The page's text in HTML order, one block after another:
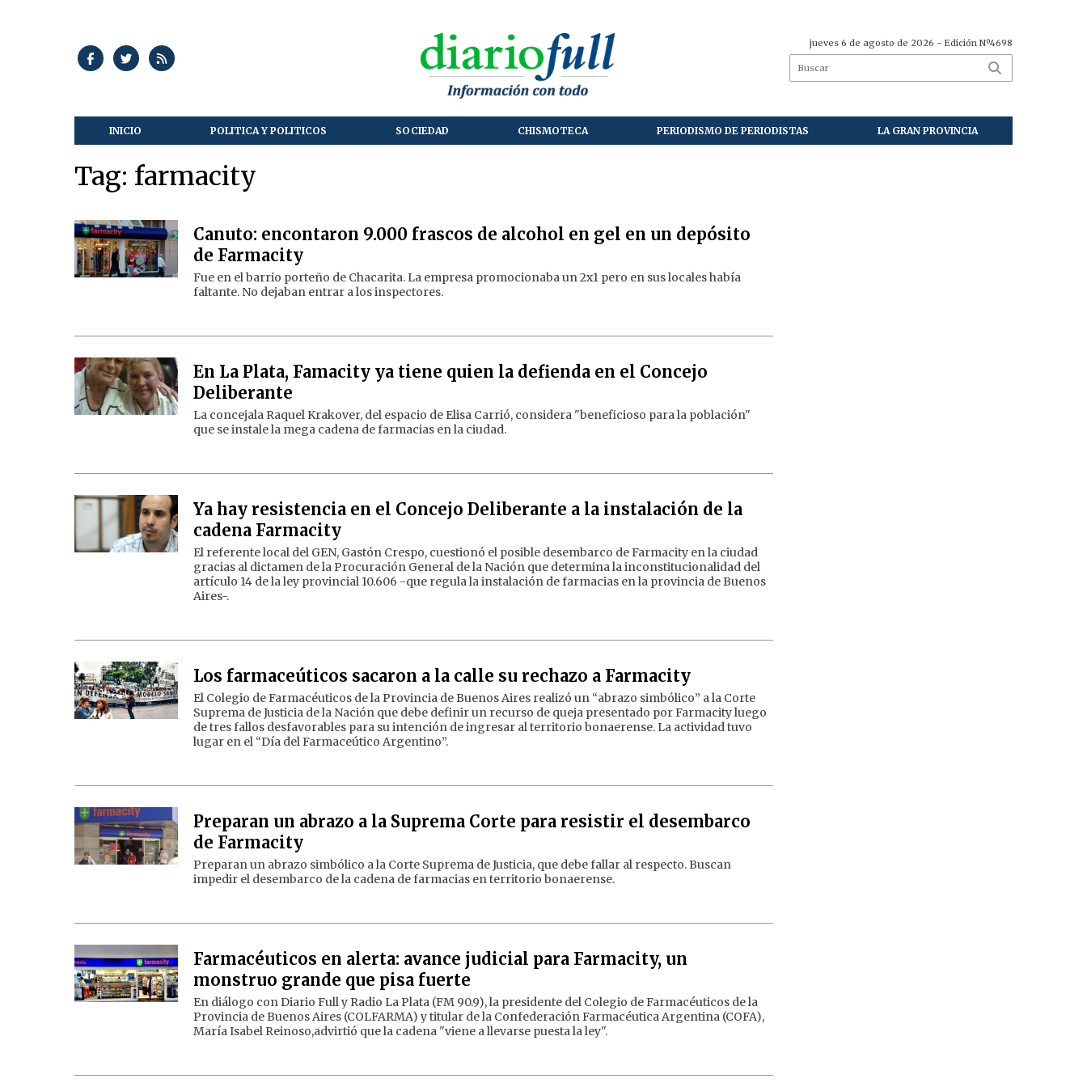
jueves 6 de agosto de 2026 - Edición Nº4698
INICIO POLITICA Y POLITICOS SOCIEDAD CHISMOTECA PERIODISMO DE PERIODISTAS LA GRAN PROVINCIA
Tag: farmacity
Canuto: encontaron 9.000 frascos de alcohol en gel en un depósito
de Farmacity
Fue en el barrio porteño de Chacarita. La empresa promocionaba un 2x1 pero en sus locales había
faltante. No dejaban entrar a los inspectores.
En La Plata, Famacity ya tiene quien la defienda en el Concejo
Deliberante
La concejala Raquel Krakover, del espacio de Elisa Carrió, considera "beneficioso para la población"
que se instale la mega cadena de farmacias en la ciudad.
Ya hay resistencia en el Concejo Deliberante a la instalación de la
cadena Farmacity
El referente local del GEN, Gastón Crespo, cuestionó el posible desembarco de Farmacity en la ciudad
gracias al dictamen de la Procuración General de la Nación que determina la inconstitucionalidad del
artículo 14 de la ley provincial 10.606 -que regula la instalación de farmacias en la provincia de Buenos
Aires-.
Los farmaceúticos sacaron a la calle su rechazo a Farmacity
El Colegio de Farmacéuticos de la Provincia de Buenos Aires realizó un “abrazo simbólico” a la Corte
Suprema de Justicia de la Nación que debe definir un recurso de queja presentado por Farmacity luego
de tres fallos desfavorables para su intención de ingresar al territorio bonaerense. La actividad tuvo
lugar en el “Día del Farmaceútico Argentino”.
Preparan un abrazo a la Suprema Corte para resistir el desembarco
de Farmacity
Preparan un abrazo simbólico a la Corte Suprema de Justicia, que debe fallar al respecto. Buscan
impedir el desembarco de la cadena de farmacias en territorio bonaerense.
Farmacéuticos en alerta: avance judicial para Farmacity, un
monstruo grande que pisa fuerte
En diálogo con Diario Full y Radio La Plata (FM 90.9), la presidente del Colegio de Farmacéuticos de la
Provincia de Buenos Aires (COLFARMA) y titular de la Confederación Farmacéutica Argentina (COFA),
María Isabel Reinoso,advirtió que la cadena "viene a llevarse puesta la ley".